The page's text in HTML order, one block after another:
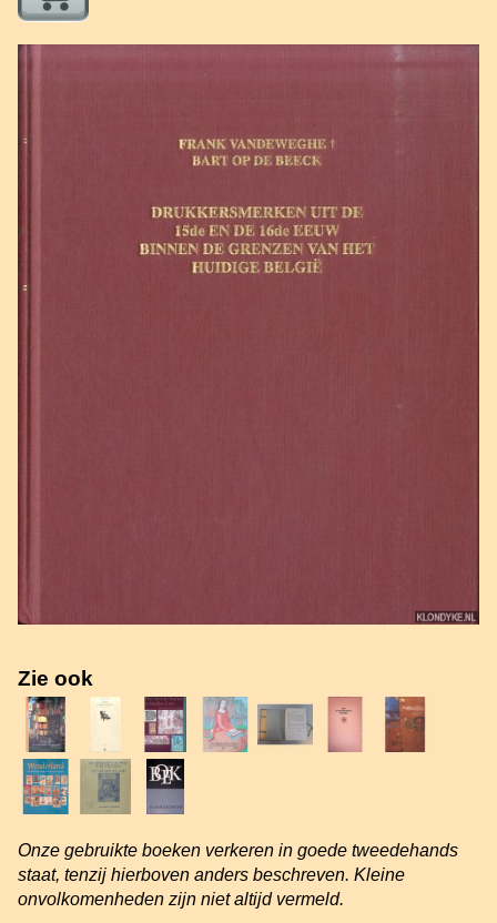
Zie ook
Onze gebruikte boeken verkeren in goede tweedehands
staat, tenzij hierboven anders beschreven. Kleine
onvolkomenheden zijn niet altijd vermeld.